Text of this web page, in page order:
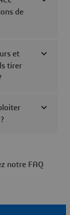
de
et
tirer
notre FAQ